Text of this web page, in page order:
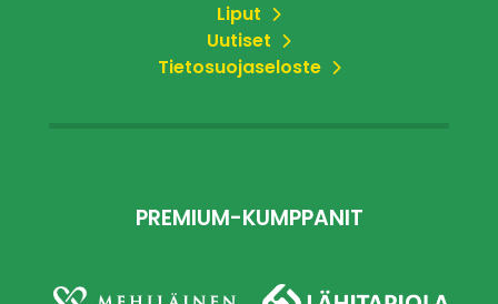
Liput
Uutiset
Tietosuojaseloste
PREMIUM-KUMPPANIT